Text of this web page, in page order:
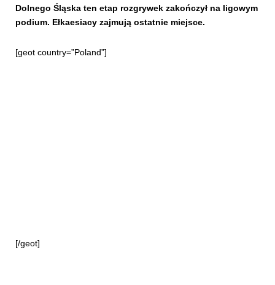
Dolnego Śląska ten etap rozgrywek zakończył na ligowym
podium. Ełkaesiacy zajmują ostatnie miejsce.
[geot country=”Poland”]
[/geot]